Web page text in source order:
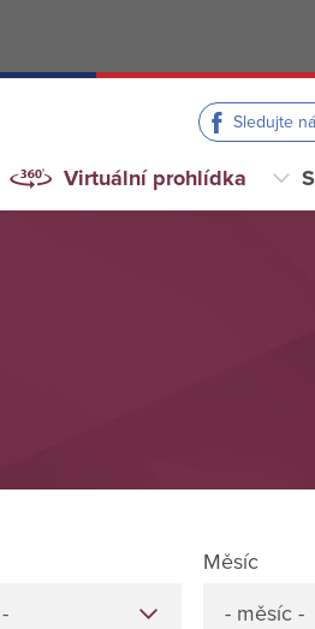
Sledujte
Virtuální prohlídka
Měsíc
- měsíc -